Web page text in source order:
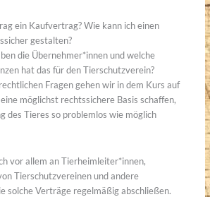
ein Kaufvertrag? Wie kann ich einen
gestalten?
die Übernehmer*innen und welche
hat das für den Tierschutzverein?
Fragen gehen wir in dem Kurs auf
möglichst rechtssichere Basis schaffen,
des Tieres so problemlos wie möglich
vor allem an Tierheimleiter*innen,
Tierschutzvereinen und andere
solche Verträge regelmäßig abschließen.